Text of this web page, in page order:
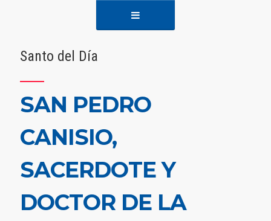
Santo del Día
SAN PEDRO
CANISIO,
SACERDOTE Y
DOCTOR DE LA